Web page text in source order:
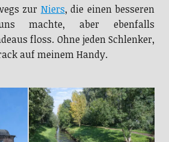
machte, aber ebenfalls
floss. Ohne jeden Schlenker,
auf meinem Handy.